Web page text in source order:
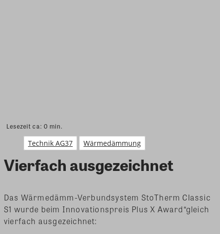
Lesezeit ca: 0 min.
Technik AG37 Wärmedämmung
Vierfach ausgezeichnet
Das Wärmedämm-Verbundsystem StoTherm Classic
S1 wurde beim Innovationspreis Plus X Award“gleich
vierfach ausgezeichnet: